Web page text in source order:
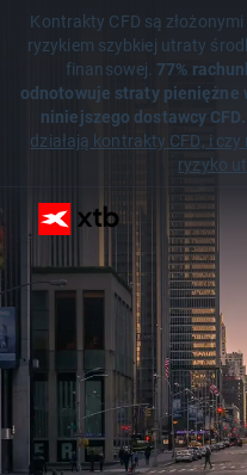
Kontrakty CFD są
ryzykiem szybkiej utraty
finansowej.77%
odnotowuje straty pieniężne
niniejszego dostawcy CFD.
działają kontrakty CFD, i
ryzyko